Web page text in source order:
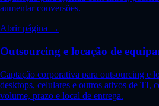
aumentar conversões.
Abrir página →
Outsourcing e locação de
Captação corporativa para outsourcing e
desktops, celulares e outros ativos de TI,
volume, prazo e local de entrega.